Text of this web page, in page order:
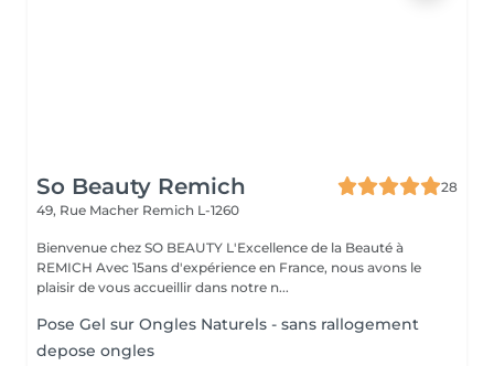
So Beauty Remich
28
49, Rue Macher Remich L-1260
Bienvenue chez SO BEAUTY L'Excellence de la Beauté à
REMICH Avec 15ans d'expérience en France, nous avons le
plaisir de vous accueillir dans notre n...
Pose Gel sur Ongles Naturels - sans rallogement
depose ongles